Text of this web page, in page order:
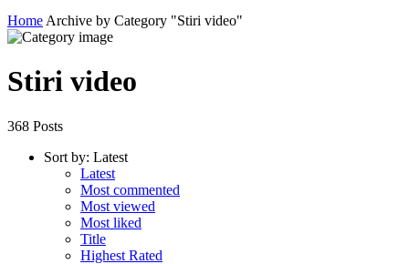
Home Archive by Category "Stiri video"
Stiri video
368 Posts
Sort by: Latest
Latest
Most commented
Most viewed
Most liked
Title
Highest Rated